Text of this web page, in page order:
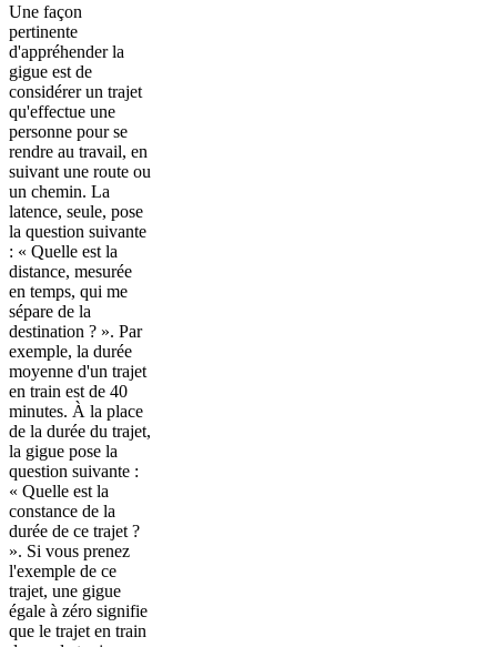
Une façon
pertinente
d'appréhender la
gigue est de
considérer un trajet
qu'effectue une
personne pour se
rendre au travail, en
suivant une route ou
un chemin. La
latence, seule, pose
la question suivante
: « Quelle est la
distance, mesurée
en temps, qui me
sépare de la
destination ? ». Par
exemple, la durée
moyenne d'un trajet
en train est de 40
minutes. À la place
de la durée du trajet,
la gigue pose la
question suivante :
« Quelle est la
constance de la
durée de ce trajet ?
». Si vous prenez
l'exemple de ce
trajet, une gigue
égale à zéro signifie
que le trajet en train